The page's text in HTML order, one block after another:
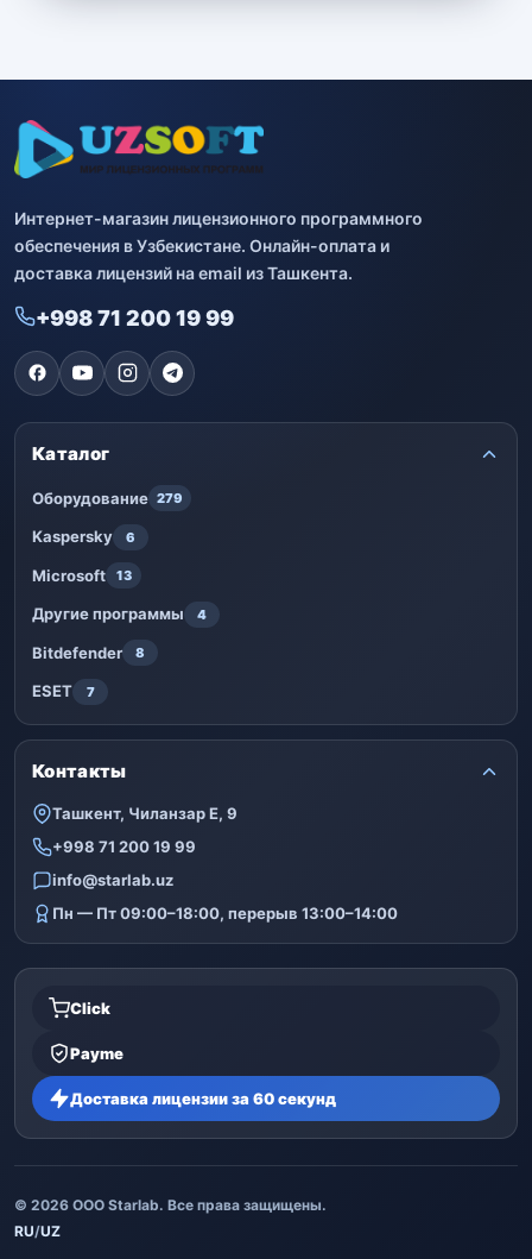
Интернет-магазин лицензионного программного
обеспечения в Узбекистане. Онлайн-оплата и
доставка лицензий на email из Ташкента.
+998 71 200 19 99
Каталог
Оборудование 279
Kaspersky 6
Microsoft 13
Другие программы 4
Bitdefender 8
ESET 7
Контакты
Ташкент, Чиланзар Е, 9
+998 71 200 19 99
info@starlab.uz
Пн — Пт 09:00–18:00, перерыв 13:00–14:00
Click
Payme
Доставка лицензии за 60 секунд
© 2026 ООО Starlab. Все права защищены.
RU/UZ